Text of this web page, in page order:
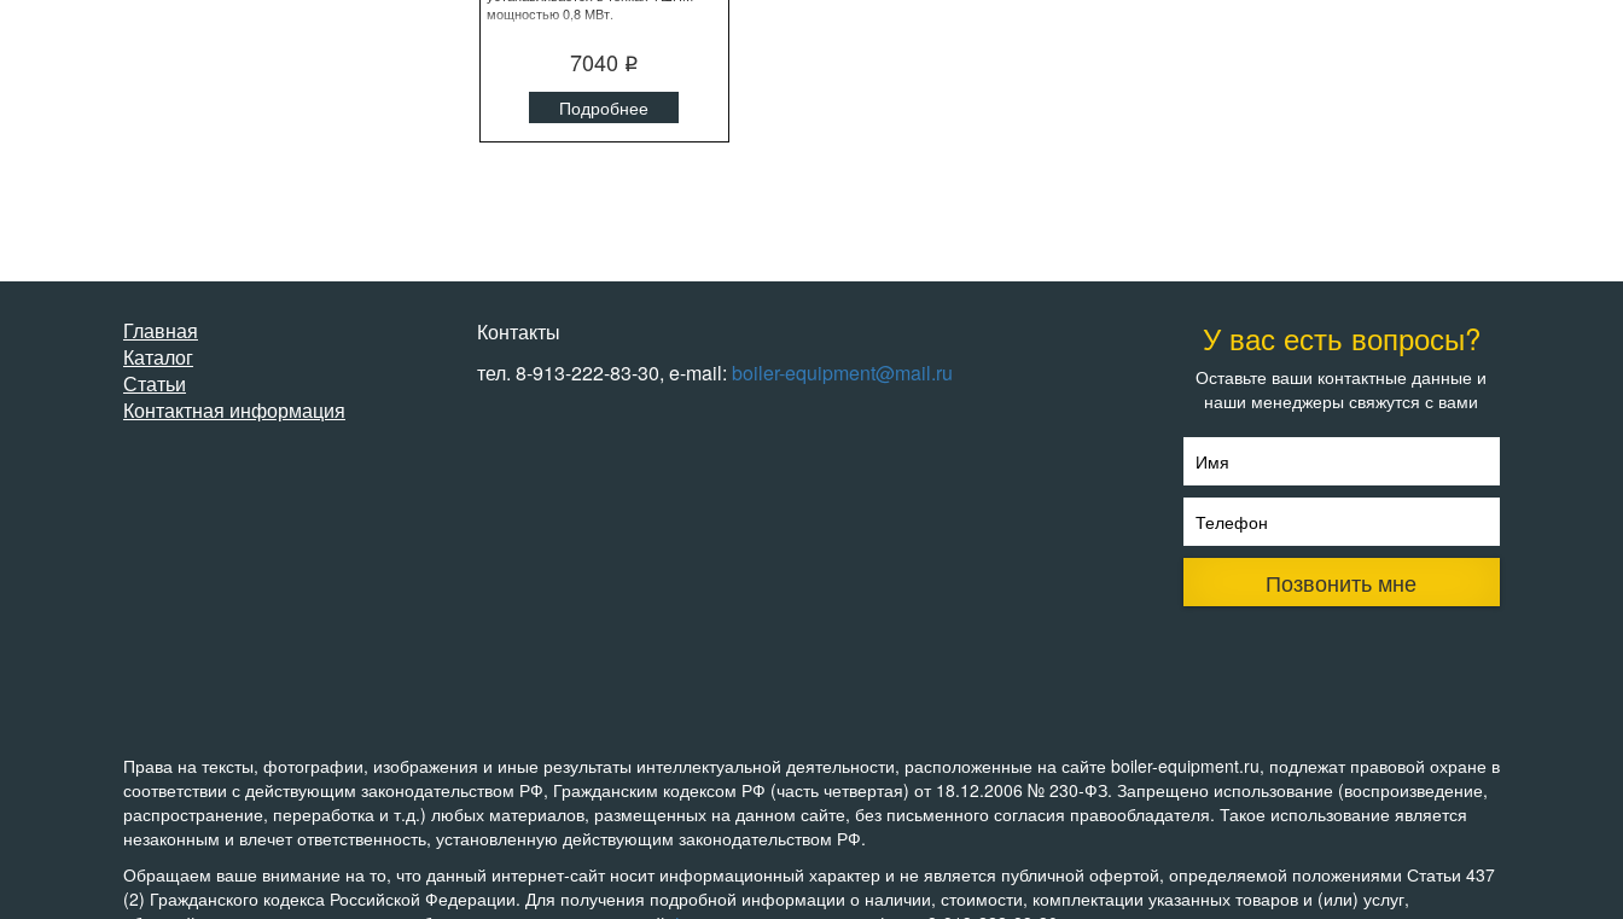
мощностью 0,8 МВт.
7040 q
Подробнее
Главная
Каталог
Статьи
Контактная информация
Контакты
тел. 8-913-222-83-30, e-mail: boiler-equipment@mail.ru
У вас есть вопросы?
Оставьте ваши контактные данные и
наши менеджеры свяжутся с вами
Имя
Телефон
Позвонить мне
Права на тексты, фотографии, изображения и иные результаты интеллектуальной деятельности, расположенные на сайте boiler-equipment.ru, подлежат правовой охране в
соответствии с действующим законодательством РФ, Гражданским кодексом РФ (часть четвертая) от 18.12.2006 № 230-ФЗ. Запрещено использование (воспроизведение,
распространение, переработка и т.д.) любых материалов, размещенных на данном сайте, без письменного согласия правообладателя. Такое использование является
незаконным и влечет ответственность, установленную действующим законодательством РФ.
Обращаем ваше внимание на то, что данный интернет-сайт носит информационный характер и не является публичной офертой, определяемой положениями Статьи 437
(2) Гражданского кодекса Российской Федерации. Для получения подробной информации о наличии, стоимости, комплектации указанных товаров и (или) услуг,